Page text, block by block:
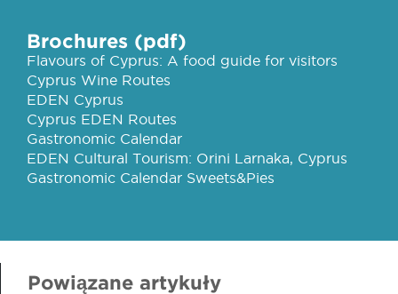
Brochures (pdf)
Flavours of Cyprus: A food guide for visitors
Cyprus Wine Routes
EDEN Cyprus
Cyprus EDEN Routes
Gastronomic Calendar
EDEN Cultural Tourism: Orini Larnaka, Cyprus
Gastronomic Calendar Sweets&Pies
Powiązane artykuły